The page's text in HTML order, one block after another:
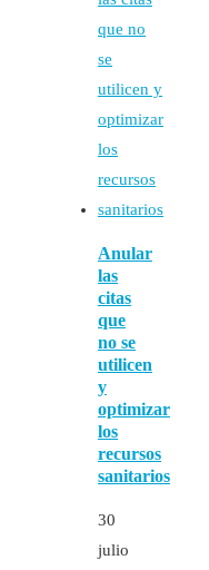
Anular
las
citas
que
no se
utilicen
y
optimizar
los
recursos
sanitarios
30
julio